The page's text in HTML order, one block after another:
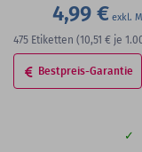
4,99 €
475 Etiketten (10,51 € je
Bestpreis-Garantie